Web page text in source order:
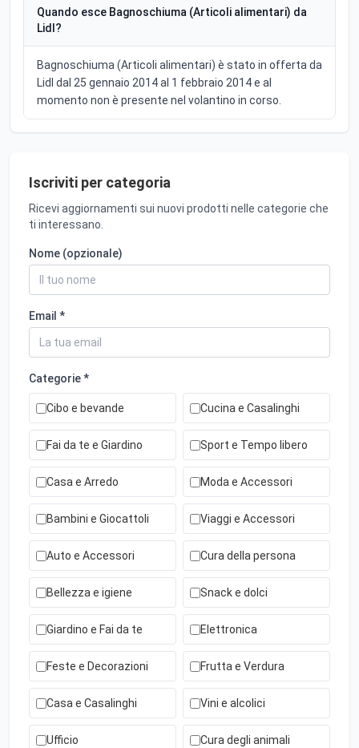
Quando esce Bagnoschiuma (Articoli alimentari) da
Lidl?
Bagnoschiuma (Articoli alimentari) è stato in offerta da
Lidl dal 25 gennaio 2014 al 1 febbraio 2014 e al
momento non è presente nel volantino in corso.
Iscriviti per categoria
Ricevi aggiornamenti sui nuovi prodotti nelle categorie che
ti interessano.
Nome (opzionale)
Email *
Categorie *
Cibo e bevande Cucina e Casalinghi
Fai da te e Giardino Sport e Tempo libero
Casa e Arredo Moda e Accessori
Bambini e Giocattoli Viaggi e Accessori
Auto e Accessori Cura della persona
Bellezza e igiene Snack e dolci
Giardino e Fai da te Elettronica
Feste e Decorazioni Frutta e Verdura
Casa e Casalinghi Vini e alcolici
Ufficio Cura degli animali